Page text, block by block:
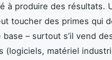
à produire des résultats.
toucher des primes qui
base – surtout s’il vend
(logiciels, matériel